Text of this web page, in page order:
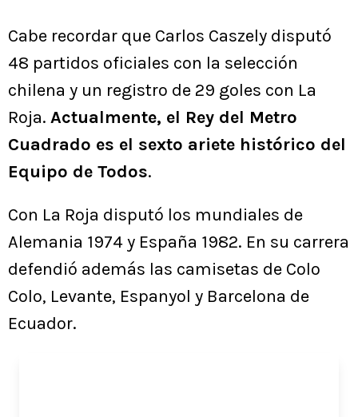
Cabe recordar que Carlos Caszely disputó
48 partidos oficiales con la selección
chilena y un registro de 29 goles con La
Roja. Actualmente, el Rey del Metro
Cuadrado es el sexto ariete histórico del
Equipo de Todos.
Con La Roja disputó los mundiales de
Alemania 1974 y España 1982. En su carrera
defendió además las camisetas de Colo
Colo, Levante, Espanyol y Barcelona de
Ecuador.